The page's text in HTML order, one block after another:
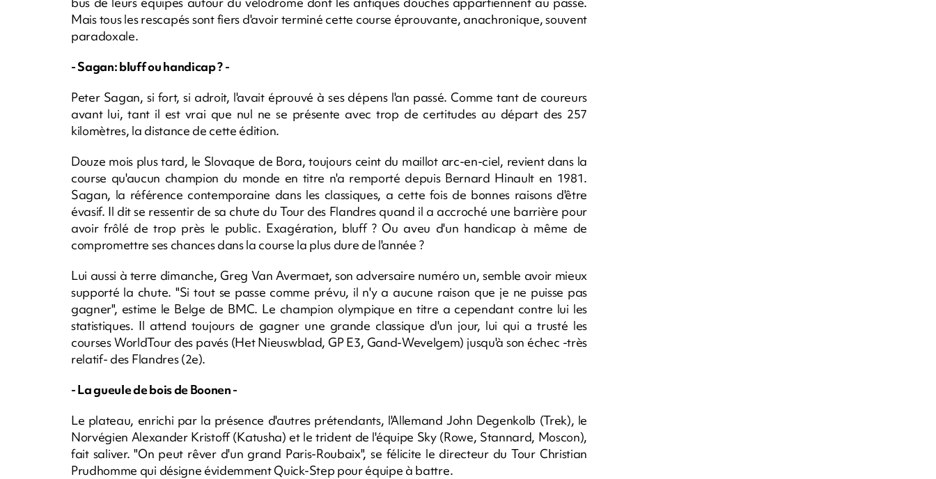
Mais tous les rescapés sont fiers d'avoir terminé cette course éprouvante, anachronique, souvent
paradoxale.
- Sagan: bluff ou handicap ? -
Peter Sagan, si fort, si adroit, l'avait éprouvé à ses dépens l'an passé. Comme tant de coureurs
avant lui, tant il est vrai que nul ne se présente avec trop de certitudes au départ des 257
kilomètres, la distance de cette édition.
Douze mois plus tard, le Slovaque de Bora, toujours ceint du maillot arc-en-ciel, revient dans la
course qu'aucun champion du monde en titre n'a remporté depuis Bernard Hinault en 1981.
Sagan, la référence contemporaine dans les classiques, a cette fois de bonnes raisons d'être
évasif. Il dit se ressentir de sa chute du Tour des Flandres quand il a accroché une barrière pour
avoir frôlé de trop près le public. Exagération, bluff ? Ou aveu d'un handicap à même de
compromettre ses chances dans la course la plus dure de l'année ?
Lui aussi à terre dimanche, Greg Van Avermaet, son adversaire numéro un, semble avoir mieux
supporté la chute. "Si tout se passe comme prévu, il n'y a aucune raison que je ne puisse pas
gagner", estime le Belge de BMC. Le champion olympique en titre a cependant contre lui les
statistiques. Il attend toujours de gagner une grande classique d'un jour, lui qui a trusté les
courses WorldTour des pavés (Het Nieuswblad, GP E3, Gand-Wevelgem) jusqu'à son échec -très
relatif- des Flandres (2e).
- La gueule de bois de Boonen -
Le plateau, enrichi par la présence d'autres prétendants, l'Allemand John Degenkolb (Trek), le
Norvégien Alexander Kristoff (Katusha) et le trident de l'équipe Sky (Rowe, Stannard, Moscon),
fait saliver. "On peut rêver d'un grand Paris-Roubaix", se félicite le directeur du Tour Christian
Prudhomme qui désigne évidemment Quick-Step pour équipe à battre.